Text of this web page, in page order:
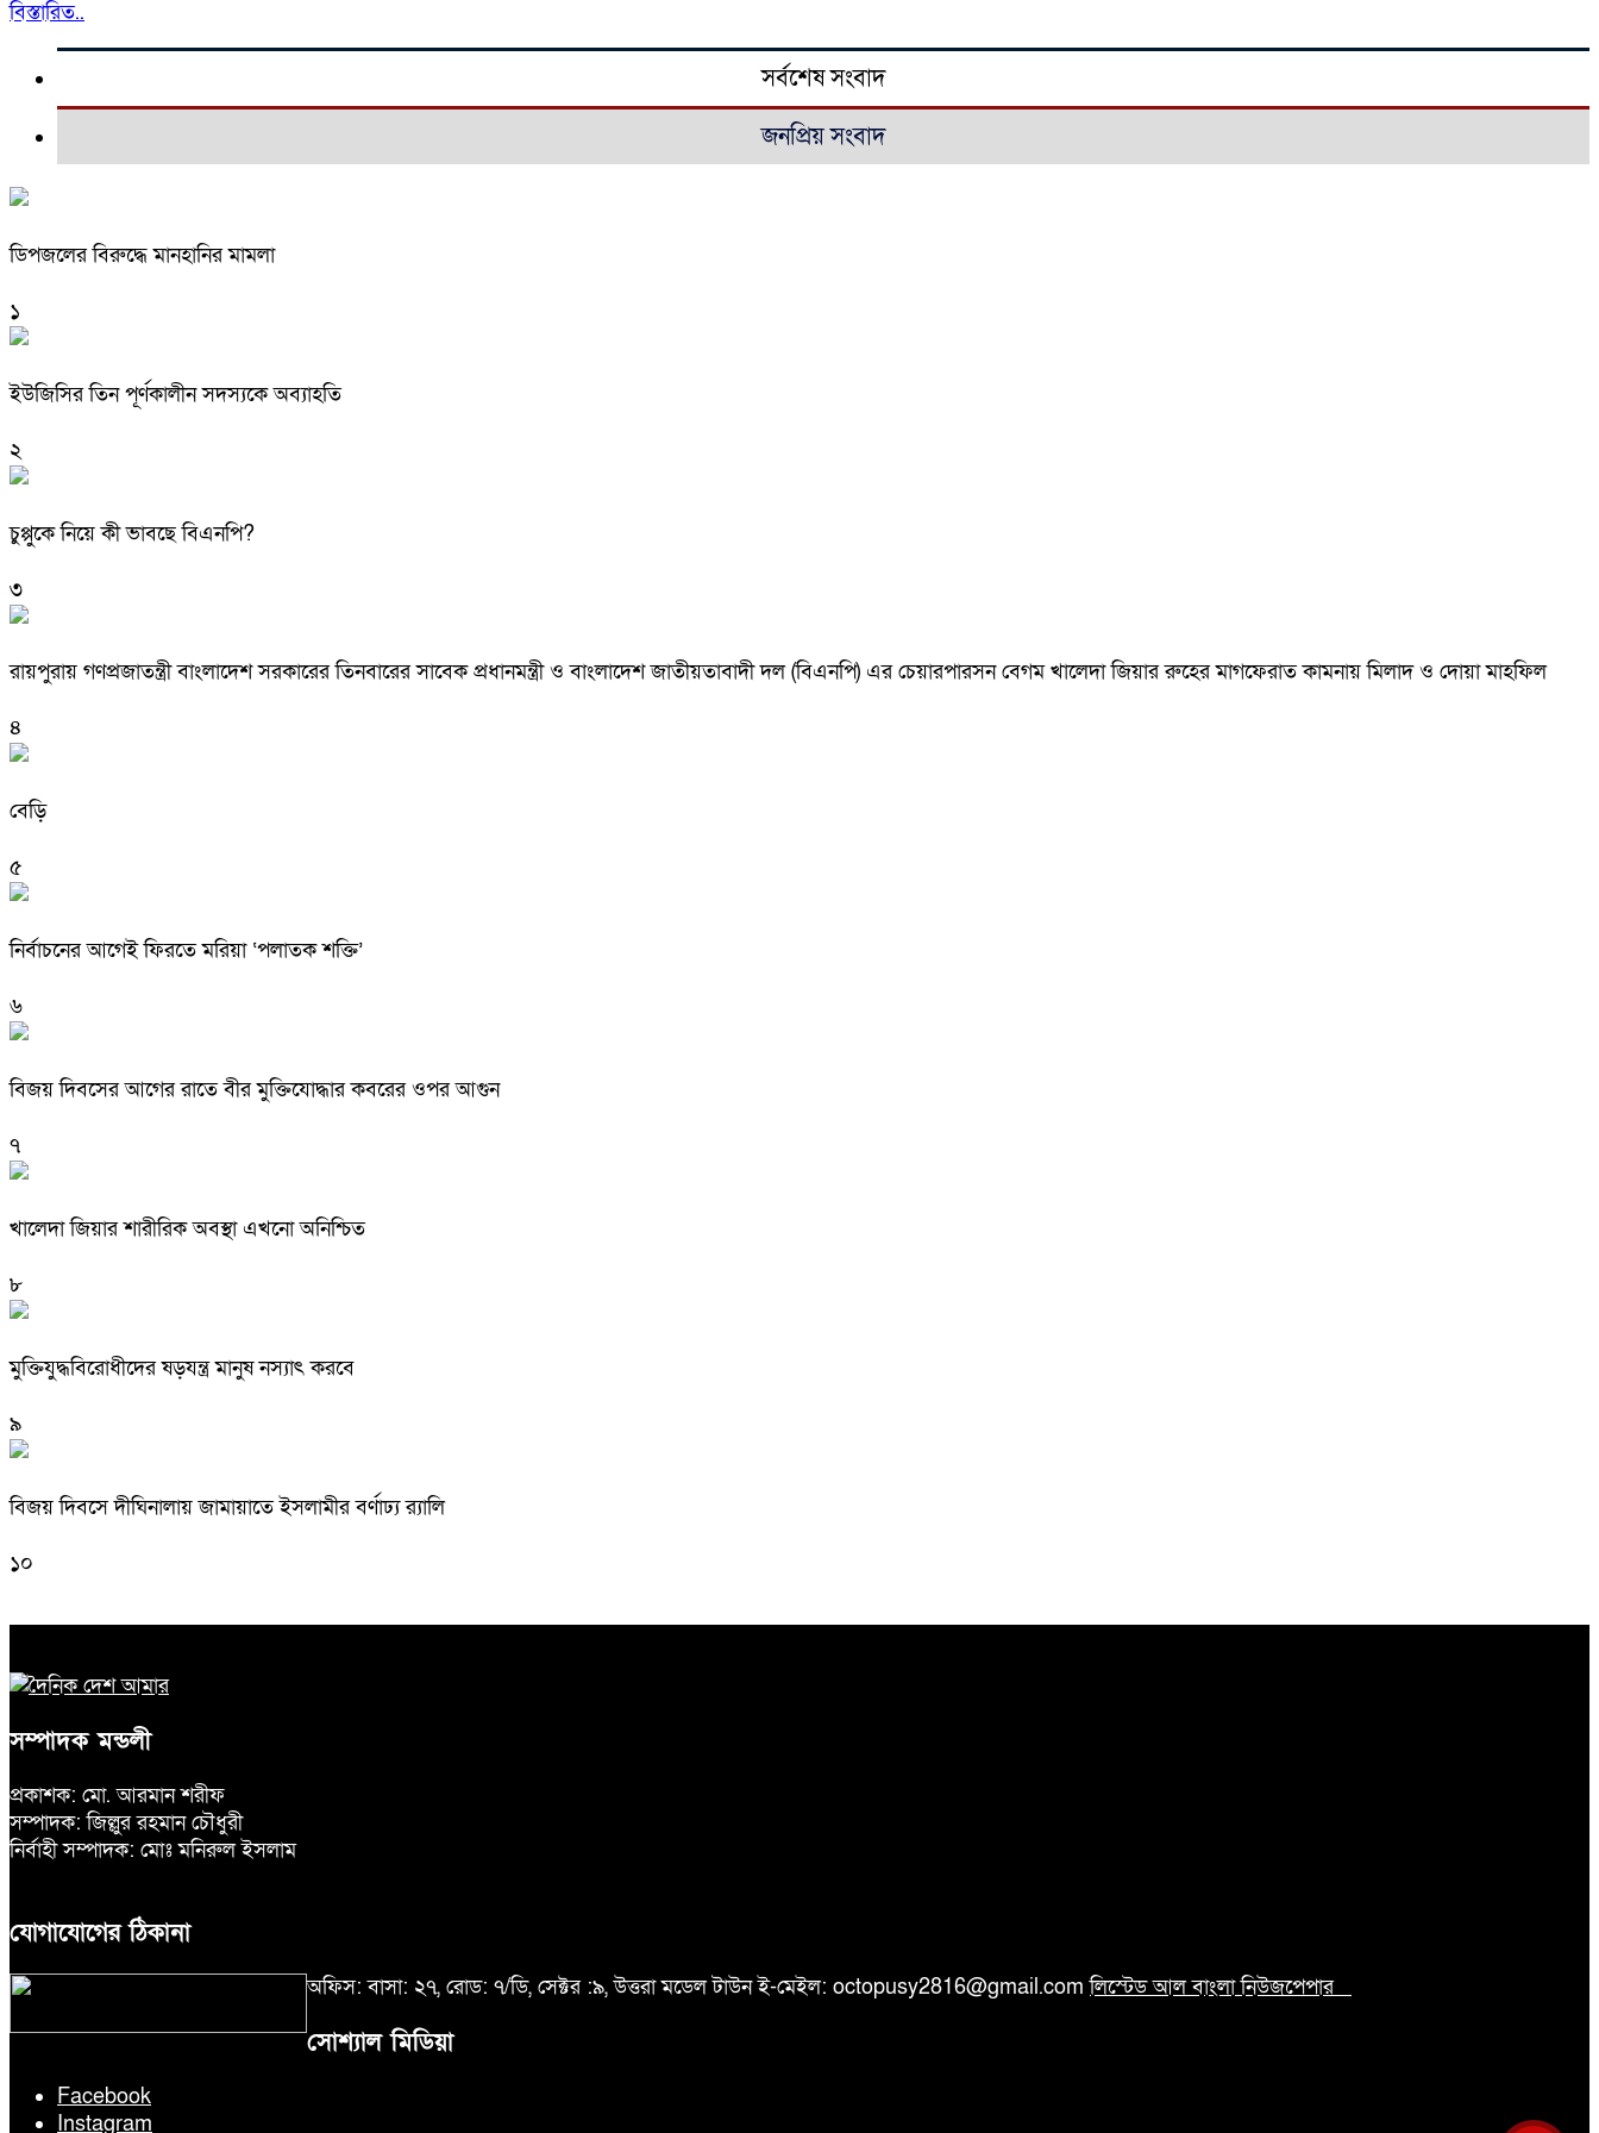
বিস্তারিত..
সর্বশেষ সংবাদ
জনপ্রিয় সংবাদ
ডিপজলের বিরুদ্ধে মানহানির মামলা
১
ইউজিসির তিন পূর্ণকালীন সদস্যকে অব্যাহতি
২
চুপ্পুকে নিয়ে কী ভাবছে বিএনপি?
৩
রায়পুরায় গণপ্রজাতন্ত্রী বাংলাদেশ সরকারের তিনবারের সাবেক প্রধানমন্ত্রী ও বাংলাদেশ জাতীয়তাবাদী দল (বিএনপি) এর চেয়ারপারসন বেগম খালেদা জিয়ার রুহের মাগফেরাত কামনায় মিলাদ ও দোয়া মাহফিল
৪
বেড়ি
৫
নির্বাচনের আগেই ফিরতে মরিয়া ‘পলাতক শক্তি’
৬
বিজয় দিবসের আগের রাতে বীর মুক্তিযোদ্ধার কবরের ওপর আগুন
৭
খালেদা জিয়ার শারীরিক অবস্থা এখনো অনিশ্চিত
৮
মুক্তিযুদ্ধবিরোধীদের ষড়যন্ত্র মানুষ নস্যাৎ করবে
৯
বিজয় দিবসে দীঘিনালায় জামায়াতে ইসলামীর বর্ণাঢ্য র‍্যালি
১০
সম্পাদক মন্ডলী
প্রকাশক: মো. আরমান শরীফ
সম্পাদক: জিল্লুর রহমান চৌধুরী
নির্বাহী সম্পাদক: মোঃ মনিরুল ইসলাম
যোগাযোগের ঠিকানা
অফিস: বাসা: ২৭, রোড: ৭/ডি, সেক্টর :৯, উত্তরা মডেল টাউন ই-মেইল: octopusy2816@gmail.comলিস্টেড আল বাংলা নিউজপেপার
সোশ্যাল মিডিয়া
Facebook
Instagram